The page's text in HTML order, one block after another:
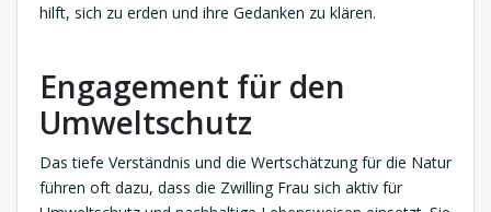
hilft, sich zu erden und ihre Gedanken zu klären.
Engagement für den
Umweltschutz
Das tiefe Verständnis und die Wertschätzung für die Natur
führen oft dazu, dass die Zwilling Frau sich aktiv für